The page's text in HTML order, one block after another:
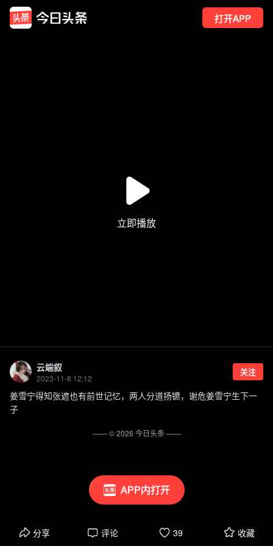
打开APP
APP内打开
云端叙
2023-11-8 12:12
关注
姜雪宁得知张遮也有前世记忆，两人分道扬镳，谢危姜雪宁生下一
子
分享 评论 39 收藏
—— ©2026 今日头条——